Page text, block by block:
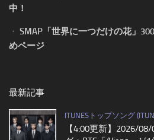
中！
・ SMAP「世界に一つだけの花」
めページ
最新記事
ITUNESトップソング
【4:00更新】2026/